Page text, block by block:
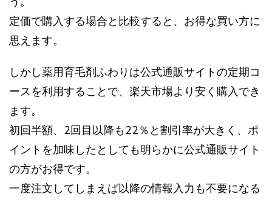
定価で購入する場合と比較すると、お得な買い方に
思えます。
しかし薬用育毛剤ふわりは公式通販サイトの定期コ
ースを利用することで、楽天市場より安く購入でき
ます。
初回半額、2回目以降も22％と割引率が大きく、ポ
イントを加味したとしても明らかに公式通販サイト
の方がお得です。
一度注文してしまえば以降の情報入力も不要になる